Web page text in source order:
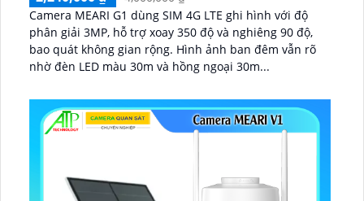
Camera MEARI G1 dùng SIM 4G LTE ghi hình với độ
phân giải 3MP, hỗ trợ xoay 350 độ và nghiêng 90 độ,
bao quát không gian rộng. Hình ảnh ban đêm vẫn rõ
nhờ đèn LED màu 30m và hồng ngoại 30m...